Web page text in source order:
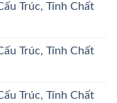
Trúc, Tính Chất
Trúc, Tính Chất
Trúc, Tính Chất